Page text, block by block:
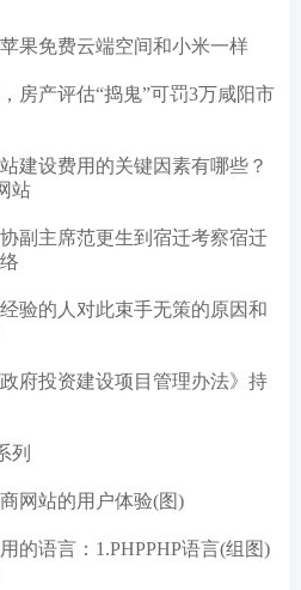
果免费云端空间和小米一样
房产评估“捣鬼”可罚3万咸阳市
建设费用的关键因素有哪些？
站
副主席范更生到宿迁考察宿迁
验的人对此束手无策的原因和
府投资建设项目管理办法》持
列
网站的用户体验(图)
的语言：1.PHPPHP语言(组图)